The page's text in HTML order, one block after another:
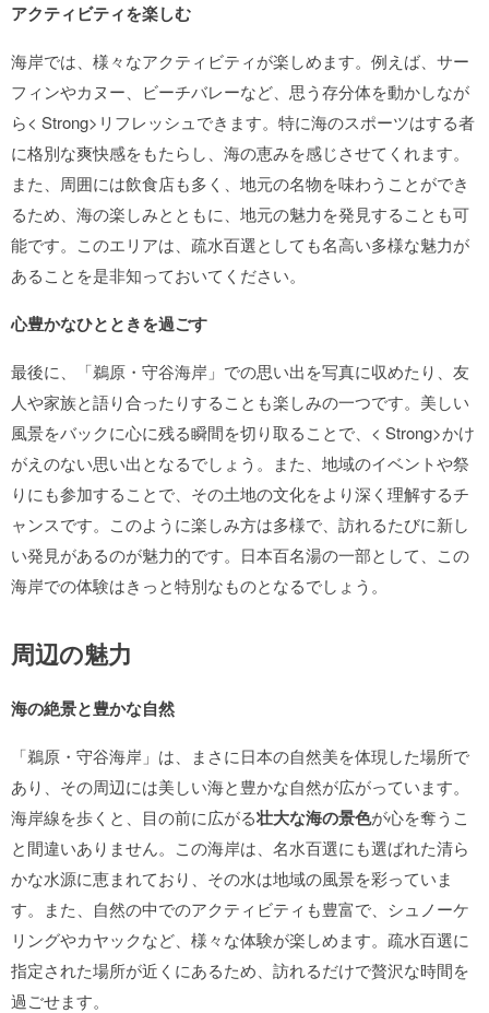
アクティビティを楽しむ
海岸では、様々なアクティビティが楽しめます。例えば、サー
フィンやカヌー、ビーチバレーなど、思う存分体を動かしなが
ら< Strong>リフレッシュできます。特に海のスポーツはする者
に格別な爽快感をもたらし、海の恵みを感じさせてくれます。
また、周囲には飲食店も多く、地元の名物を味わうことができ
るため、海の楽しみとともに、地元の魅力を発見することも可
能です。このエリアは、疏水百選としても名高い多様な魅力が
あることを是非知っておいてください。
心豊かなひとときを過ごす
最後に、「鵜原・守谷海岸」での思い出を写真に収めたり、友
人や家族と語り合ったりすることも楽しみの一つです。美しい
風景をバックに心に残る瞬間を切り取ることで、< Strong>かけ
がえのない思い出となるでしょう。また、地域のイベントや祭
りにも参加することで、その土地の文化をより深く理解するチ
ャンスです。このように楽しみ方は多様で、訪れるたびに新し
い発見があるのが魅力的です。日本百名湯の一部として、この
海岸での体験はきっと特別なものとなるでしょう。
周辺の魅力
海の絶景と豊かな自然
「鵜原・守谷海岸」は、まさに日本の自然美を体現した場所で
あり、その周辺には美しい海と豊かな自然が広がっています。
海岸線を歩くと、目の前に広がる壮大な海の景色が心を奪うこ
と間違いありません。この海岸は、名水百選にも選ばれた清ら
かな水源に恵まれており、その水は地域の風景を彩っていま
す。また、自然の中でのアクティビティも豊富で、シュノーケ
リングやカヤックなど、様々な体験が楽しめます。疏水百選に
指定された場所が近くにあるため、訪れるだけで贅沢な時間を
過ごせます。